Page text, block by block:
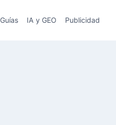
Guías IA y GEO Publicidad